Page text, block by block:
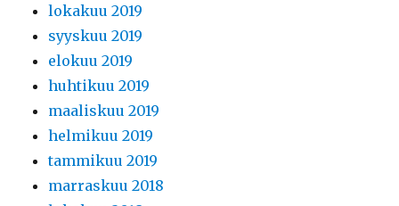
lokakuu 2019
syyskuu 2019
elokuu 2019
huhtikuu 2019
maaliskuu 2019
helmikuu 2019
tammikuu 2019
marraskuu 2018